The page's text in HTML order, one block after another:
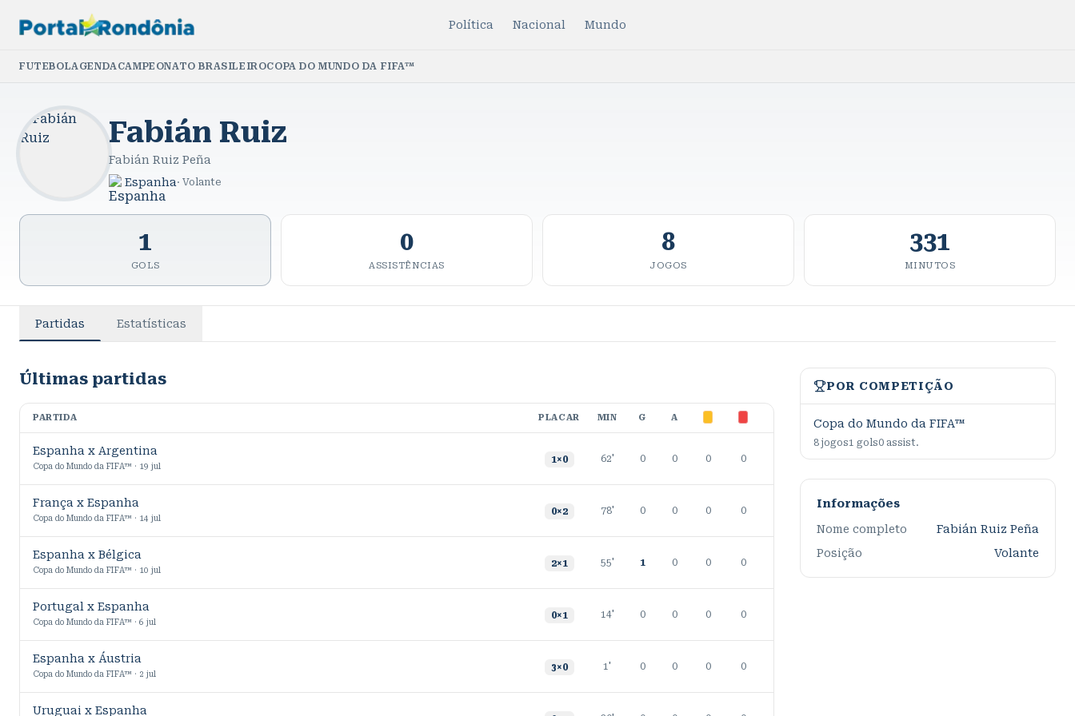
Política Nacional Mundo
FUTEBOLAGENDACAMPEONATO BRASILEIROCOPA DO MUNDO DA FIFA™
Fabián Ruiz
Fabián Ruiz Peña
Espanha · Volante
1
GOLS
0
ASSISTÊNCIAS
8
JOGOS
331
MINUTOS
Partidas Estatísticas
Últimas partidas
PARTIDA PLACAR MIN G A
Espanha x Argentina
Copa do Mundo da FIFA™ · 19 jul
1×0 62' 0 0 0 0
França x Espanha
Copa do Mundo da FIFA™ · 14 jul
0×2 78' 0 0 0 0
Espanha x Bélgica
Copa do Mundo da FIFA™ · 10 jul
2×1 55' 1 0 0 0
Portugal x Espanha
Copa do Mundo da FIFA™ · 6 jul
0×1 14' 0 0 0 0
Espanha x Áustria
Copa do Mundo da FIFA™ · 2 jul
3×0 1' 0 0 0 0
Uruguai x Espanha
POR COMPETIÇÃO
Copa do Mundo da FIFA™
8 jogos1 gols0 assist.
Informações
Nome completo
Fabián Ruiz Peña
Posição
Volante